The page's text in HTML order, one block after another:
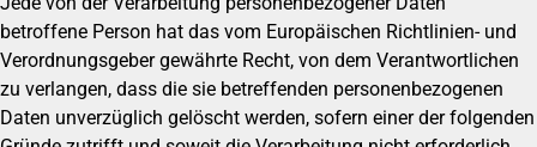
betroffene Person hat das vom Europäischen Richtlinien- und
Verordnungsgeber gewährte Recht, von dem Verantwortlichen
zu verlangen, dass die sie betreffenden personenbezogenen
Daten unverzüglich gelöscht werden, sofern einer der folgenden